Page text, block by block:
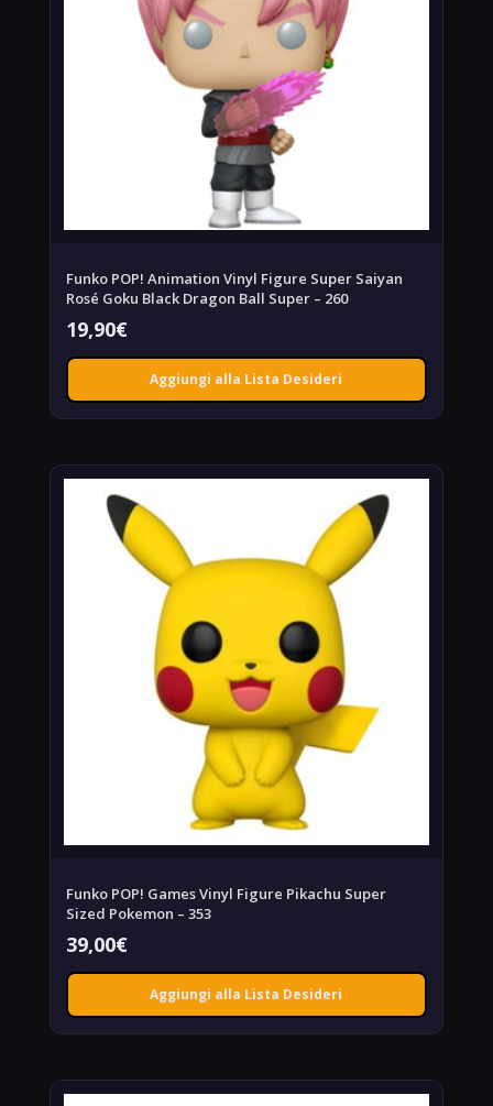
Funko POP! Animation Vinyl Figure Super Saiyan
Rosé Goku Black Dragon Ball Super – 260
19,90€
Aggiungi alla Lista Desideri
Funko POP! Games Vinyl Figure Pikachu Super
Sized Pokemon – 353
39,00€
Aggiungi alla Lista Desideri